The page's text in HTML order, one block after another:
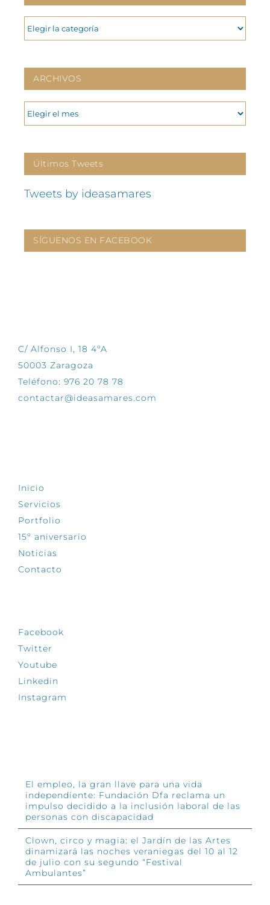
CATEGORIAS
ARCHIVOS
ARCHIVOS
Últimos Tweets
Tweets by ideasamares
SÍGUENOS EN FACEBOOK
C/ Alfonso I, 18 4ºA
50003 Zaragoza
Teléfono: 976 20 78 78
contactar@ideasamares.com
Inicio
Servicios
Portfolio
15º aniversario
Noticias
Contacto
Facebook
Twitter
Youtube
Linkedin
Instagram
El empleo, la gran llave para una vida
independiente: Fundación Dfa reclama un
impulso decidido a la inclusión laboral de las
personas con discapacidad
Clown, circo y magia: el Jardín de las Artes
dinamizará las noches veraniegas del 10 al 12
de julio con su segundo “Festival
Ambulantes”